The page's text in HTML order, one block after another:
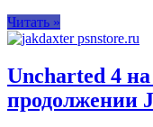
Читать »
Uncharted 4 на
продолжении